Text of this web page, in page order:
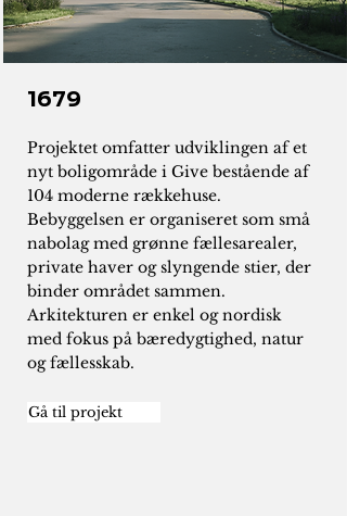
1679
Projektet omfatter udviklingen af et
nyt boligområde i Give bestående af
104 moderne rækkehuse.
Bebyggelsen er organiseret som små
nabolag med grønne fællesarealer,
private haver og slyngende stier, der
binder området sammen.
Arkitekturen er enkel og nordisk
med fokus på bæredygtighed, natur
og fællesskab.
Gå til projekt